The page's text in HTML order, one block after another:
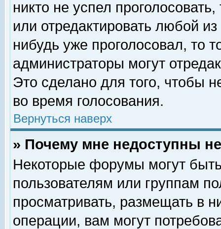
никто не успел
или отредактировать любой
нибудь уже проголосовал, то
администраторы могут
Это сделано для того, чтобы
во время голосования.
Вернуться наверх
» Почему мне недоступны
Некоторые форумы могут
пользователям или группам
просматривать, размещать в
операции, вам могут